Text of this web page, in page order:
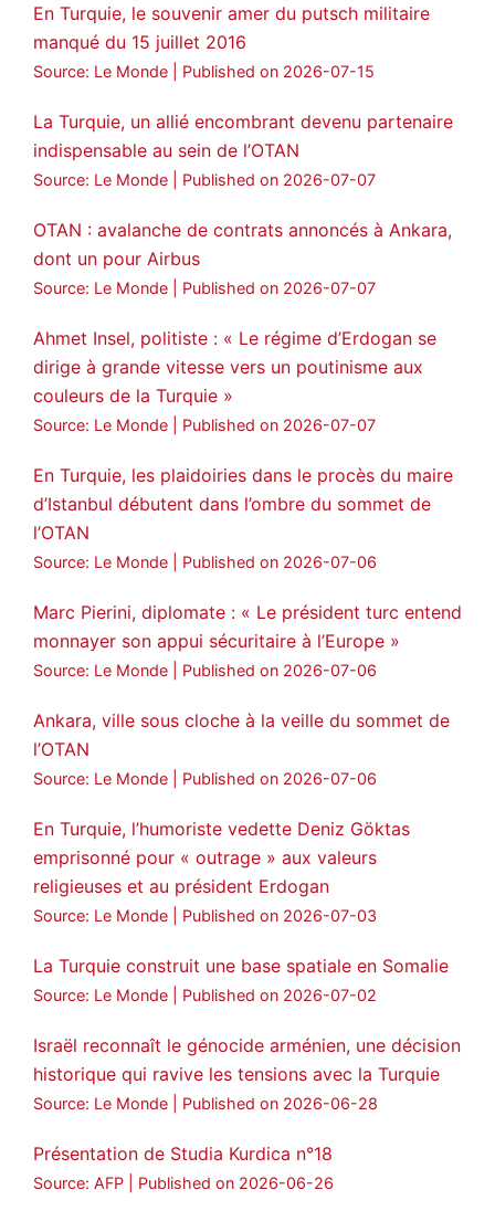
En Turquie, le souvenir amer du putsch militaire
manqué du 15 juillet 2016
Source: Le Monde Published on 2026-07-15
La Turquie, un allié encombrant devenu partenaire
indispensable au sein de l’OTAN
Source: Le Monde Published on 2026-07-07
OTAN : avalanche de contrats annoncés à Ankara,
dont un pour Airbus
Source: Le Monde Published on 2026-07-07
Ahmet Insel, politiste : « Le régime d’Erdogan se
dirige à grande vitesse vers un poutinisme aux
couleurs de la Turquie »
Source: Le Monde Published on 2026-07-07
En Turquie, les plaidoiries dans le procès du maire
d’Istanbul débutent dans l’ombre du sommet de
l’OTAN
Source: Le Monde Published on 2026-07-06
Marc Pierini, diplomate : « Le président turc entend
monnayer son appui sécuritaire à l’Europe »
Source: Le Monde Published on 2026-07-06
Ankara, ville sous cloche à la veille du sommet de
l’OTAN
Source: Le Monde Published on 2026-07-06
En Turquie, l’humoriste vedette Deniz Göktas
emprisonné pour « outrage » aux valeurs
religieuses et au président Erdogan
Source: Le Monde Published on 2026-07-03
La Turquie construit une base spatiale en Somalie
Source: Le Monde Published on 2026-07-02
Israël reconnaît le génocide arménien, une décision
historique qui ravive les tensions avec la Turquie
Source: Le Monde Published on 2026-06-28
Présentation de Studia Kurdica n°18
Source: AFP Published on 2026-06-26